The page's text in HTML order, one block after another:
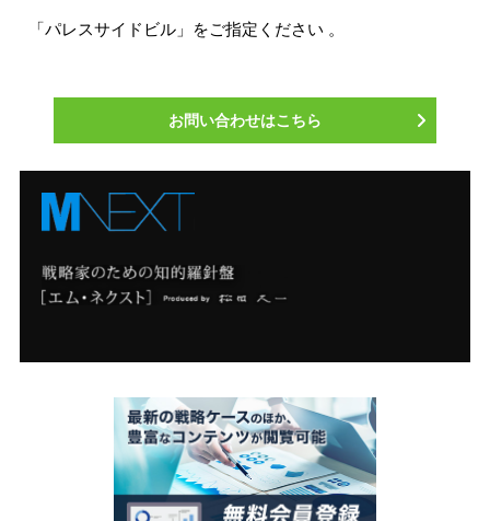
「パレスサイドビル」をご指定ください 。
お問い合わせはこちら